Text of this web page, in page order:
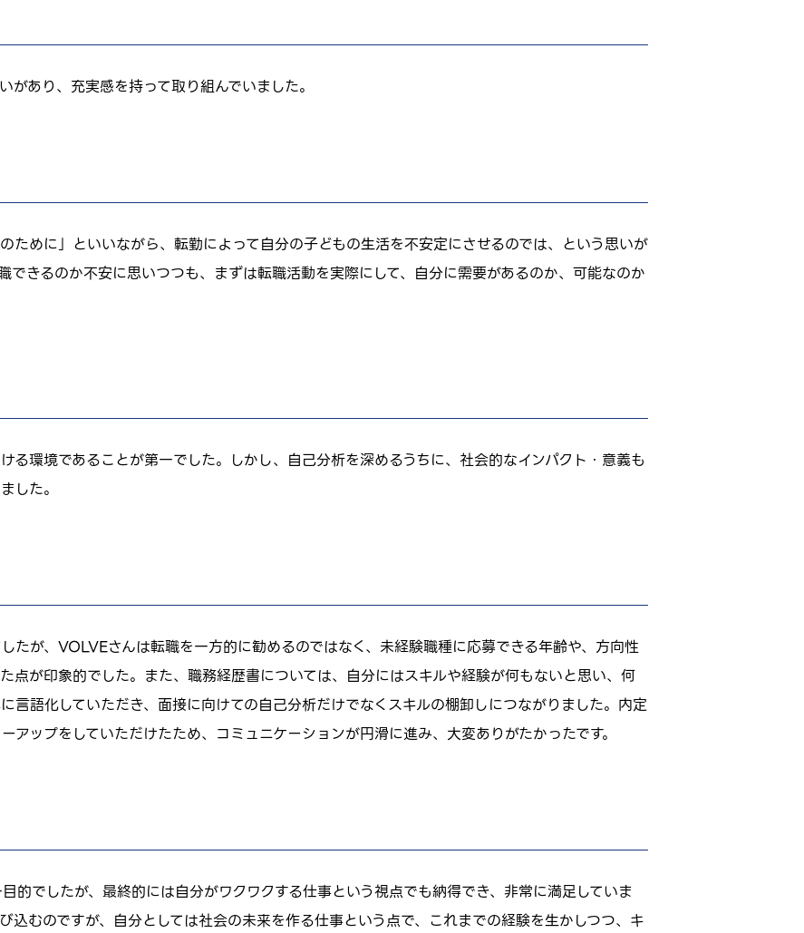
あり、充実感を持って取り組んでいました。
ために」といいながら、転勤によって自分の子どもの生活を不安定にさせるのでは、という思いが
できるのか不安に思いつつも、まずは転職活動を実際にして、自分に需要があるのか、可能なのか
る環境であることが第一でした。しかし、自己分析を深めるうちに、社会的なインパクト・意義も
した。
たが、VOLVEさんは転職を一方的に勧めるのではなく、未経験職種に応募できる年齢や、方向性
点が印象的でした。また、職務経歴書については、自分にはスキルや経験が何もないと思い、何
言語化していただき、面接に向けての自己分析だけでなくスキルの棚卸しにつながりました。内定
アップをしていただけたため、コミュニケーションが円滑に進み、大変ありがたかったです。
的でしたが、最終的には自分がワクワクする仕事という視点でも納得でき、非常に満足していま
込むのですが、自分としては社会の未来を作る仕事という点で、これまでの経験を生かしつつ、キ